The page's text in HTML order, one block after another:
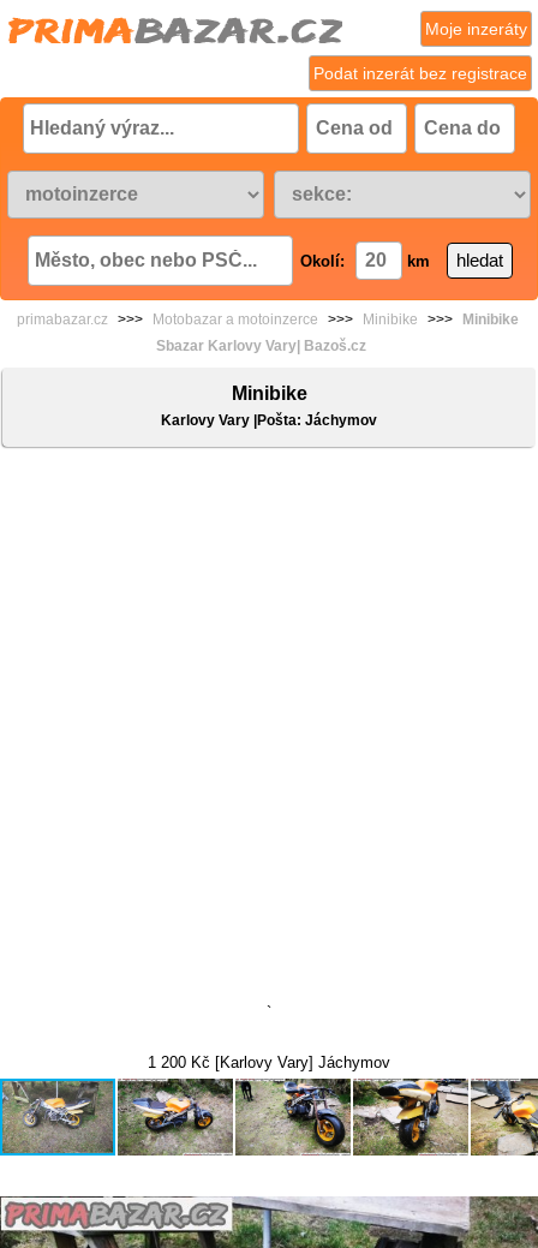
Podat inzerát bez registrace
Moje inzeráty
Okolí: km
primabazar.cz >>> Motobazar a motoinzerce >>> Minibike >>>
Minibike
Sbazar Karlovy Vary| Bazoš.cz
Minibike
Karlovy Vary |Pošta: Jáchymov
`
1 200 Kč [Karlovy Vary] Jáchymov